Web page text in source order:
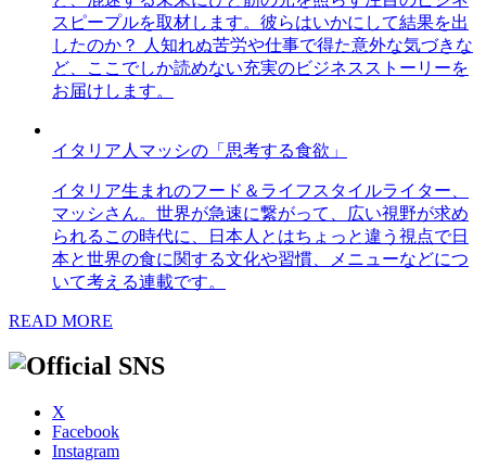
スピープルを取材します。彼らはいかにして結果を出
したのか？ 人知れぬ苦労や仕事で得た意外な気づきな
ど、ここでしか読めない充実のビジネスストーリーを
お届けします。
イタリア人マッシの「思考する食欲」
イタリア生まれのフード＆ライフスタイルライター、
マッシさん。世界が急速に繋がって、広い視野が求め
られるこの時代に、日本人とはちょっと違う視点で日
本と世界の食に関する文化や習慣、メニューなどにつ
いて考える連載です。
READ MORE
X
Facebook
Instagram